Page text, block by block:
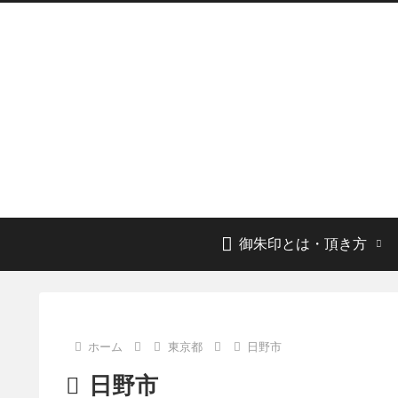
御朱印とは・頂き方
ホーム 東京都 日野市
日野市